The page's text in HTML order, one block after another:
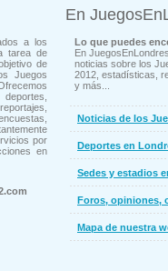
a los
tarea de
de
Juegos
por
en
En
Lo que puedes
En
noticias sobre los
2012, estadísticas,
y más...
Noticias de los
Deportes en
Sedes y estadios
Foros, opiniones,
Mapa de nuestra